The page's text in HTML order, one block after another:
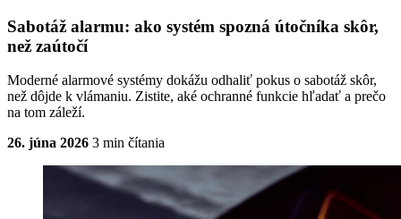
Sabotáž alarmu: ako systém spozná útočníka skôr,
než zaútočí
Moderné alarmové systémy dokážu odhaliť pokus o sabotáž skôr,
než dôjde k vlámaniu. Zistite, aké ochranné funkcie hľadať a prečo
na tom záleží.
26. júna 2026 3 min čítania